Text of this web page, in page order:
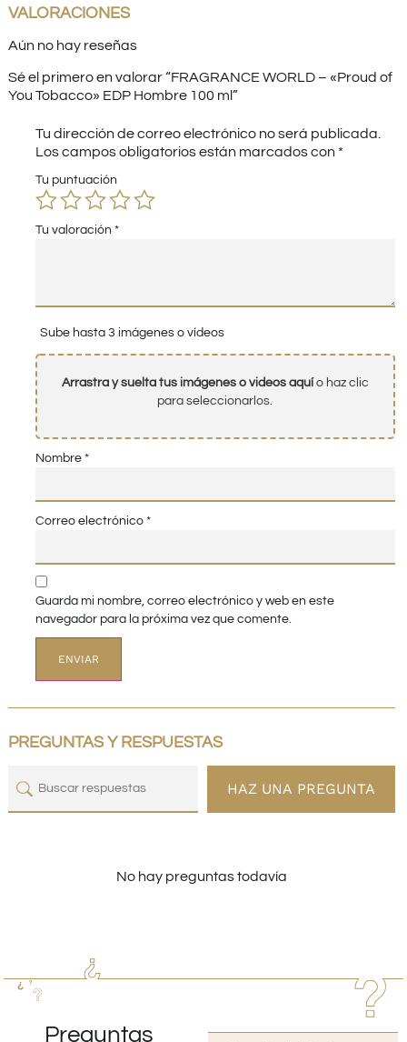
VALORACIONES
Aún no hay reseñas
Sé el primero en valorar “FRAGRANCE WORLD – «Proud of
You Tobacco» EDP Hombre 100 ml”
Tu dirección de correo electrónico no será publicada.
Los campos obligatorios están marcados con *
Tu puntuación
Tu valoración *
Sube hasta 3 imágenes o vídeos
Arrastra y suelta tus imágenes o videos aquío haz clic
para seleccionarlos.
Nombre *
Correo electrónico *
Guarda mi nombre, correo electrónico y web en este
navegador para la próxima vez que comente.
PREGUNTAS Y RESPUESTAS
HAZ UNA PREGUNTA
No hay preguntas todavía
Preguntas